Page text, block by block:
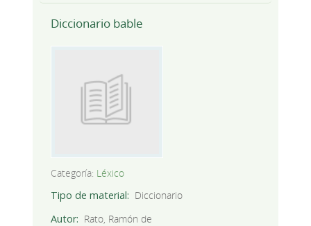
Diccionario bable
Categoría: Léxico
Tipo de material
Diccionario
Autor
Rato, Ramón de